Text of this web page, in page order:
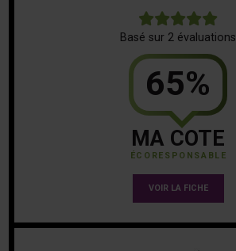
Basé sur 2 évaluations
65%
MA COTE
ÉCORESPONSABLE
VOIR LA FICHE